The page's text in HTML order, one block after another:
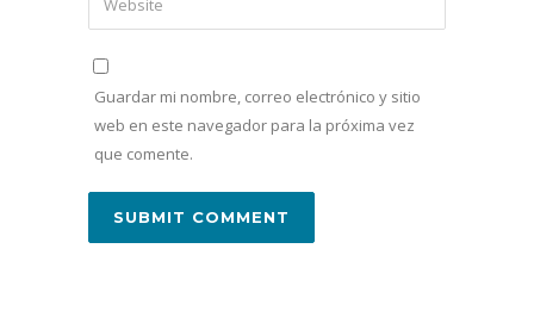
Guardar mi nombre, correo electrónico y sitio
web en este navegador para la próxima vez
que comente.